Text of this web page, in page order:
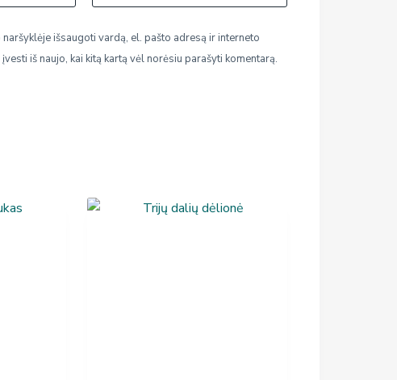
išsaugoti vardą, el. pašto adresą ir interneto
iš naujo, kai kitą kartą vėl norėsiu parašyti komentarą.